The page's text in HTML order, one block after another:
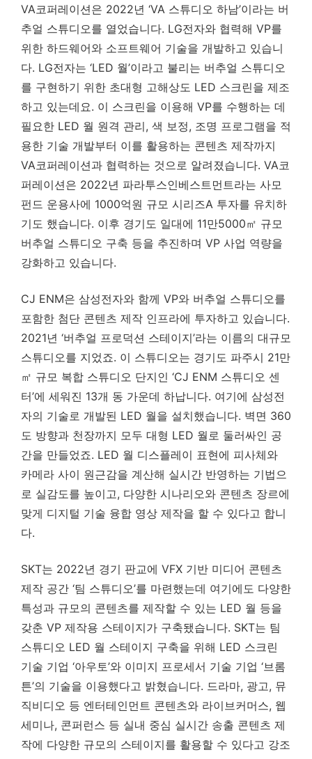
VA코퍼레이션은 2022년 ‘VA 스튜디오 하남’이라는 버
추얼 스튜디오를 열었습니다. LG전자와 협력해 VP를
위한 하드웨어와 소프트웨어 기술을 개발하고 있습니
다. LG전자는 ‘LED 월’이라고 불리는 버추얼 스튜디오
를 구현하기 위한 초대형 고해상도 LED 스크린을 제조
하고 있는데요. 이 스크린을 이용해 VP를 수행하는 데
필요한 LED 월 원격 관리, 색 보정, 조명 프로그램을 적
용한 기술 개발부터 이를 활용하는 콘텐츠 제작까지
VA코퍼레이션과 협력하는 것으로 알려졌습니다. VA코
퍼레이션은 2022년 파라투스인베스트먼트라는 사모
펀드 운용사에 1000억원 규모 시리즈A 투자를 유치하
기도 했습니다. 이후 경기도 일대에 11만5000㎡ 규모
버추얼 스튜디오 구축 등을 추진하며 VP 사업 역량을
강화하고 있습니다.
CJ ENM은 삼성전자와 함께 VP와 버추얼 스튜디오를
포함한 첨단 콘텐츠 제작 인프라에 투자하고 있습니다.
2021년 ‘버추얼 프로덕션 스테이지’라는 이름의 대규모
스튜디오를 지었죠. 이 스튜디오는 경기도 파주시 21만
㎡ 규모 복합 스튜디오 단지인 ‘CJ ENM 스튜디오 센
터’에 세워진 13개 동 가운데 하납니다. 여기에 삼성전
자의 기술로 개발된 LED 월을 설치했습니다. 벽면 360
도 방향과 천장까지 모두 대형 LED 월로 둘러싸인 공
간을 만들었죠. LED 월 디스플레이 표현에 피사체와
카메라 사이 원근감을 계산해 실시간 반영하는 기법으
로 실감도를 높이고, 다양한 시나리오와 콘텐츠 장르에
맞게 디지털 기술 융합 영상 제작을 할 수 있다고 합니
다.
SKT는 2022년 경기 판교에 VFX 기반 미디어 콘텐츠
제작 공간 ‘팀 스튜디오’를 마련했는데 여기에도 다양한
특성과 규모의 콘텐츠를 제작할 수 있는 LED 월 등을
갖춘 VP 제작용 스테이지가 구축됐습니다. SKT는 팀
스튜디오 LED 월 스테이지 구축을 위해 LED 스크린
기술 기업 ‘아우토’와 이미지 프로세서 기술 기업 ‘브롬
튼’의 기술을 이용했다고 밝혔습니다. 드라마, 광고, 뮤
직비디오 등 엔터테인먼트 콘텐츠와 라이브커머스, 웹
세미나, 콘퍼런스 등 실내 중심 실시간 송출 콘텐츠 제
작에 다양한 규모의 스테이지를 활용할 수 있다고 강조